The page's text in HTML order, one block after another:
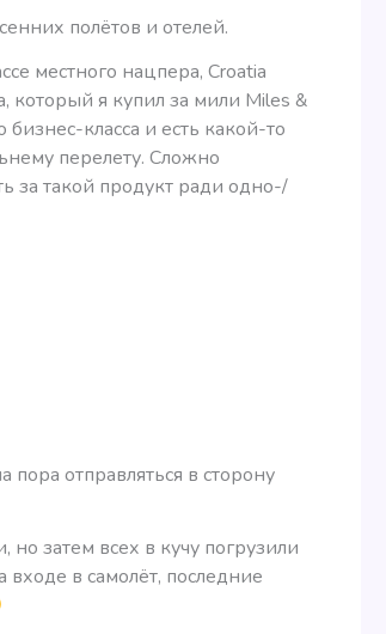
полётов и отелей.
местного нацпера, Croatia
который я купил за мили Miles &
класса и есть какой-то
перелету. Сложно
за такой продукт ради одно-/
пора отправляться в сторону
затем всех в кучу погрузили
в самолёт, последние